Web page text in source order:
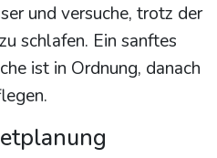
und versuche, trotz der
schlafen. Ein sanftes
ist in Ordnung, danach